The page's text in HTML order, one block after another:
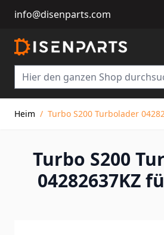
info@disenparts.com
Heim / Turbo S200 Turbolader
Turbo S200
04282637KZ